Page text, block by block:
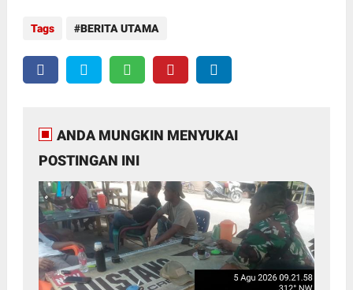
Tags BERITA UTAMA
ANDA MUNGKIN MENYUKAI
POSTINGAN INI